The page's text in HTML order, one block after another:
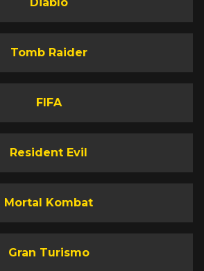
Tomb Raider
FIFA
Resident Evil
Mortal Kombat
Gran Turismo